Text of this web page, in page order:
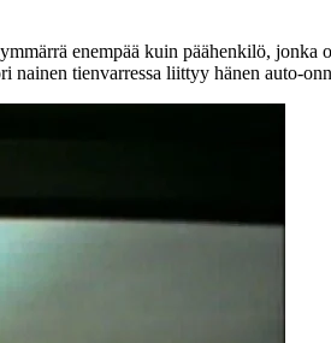
enempää kuin päähenkilö,
tienvarressa liittyy hänen auto-